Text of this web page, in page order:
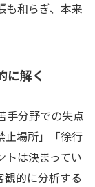
も和らぎ、本来
に解く
手分野での失点
止場所」「徐行
トは決まってい
観的に分析する